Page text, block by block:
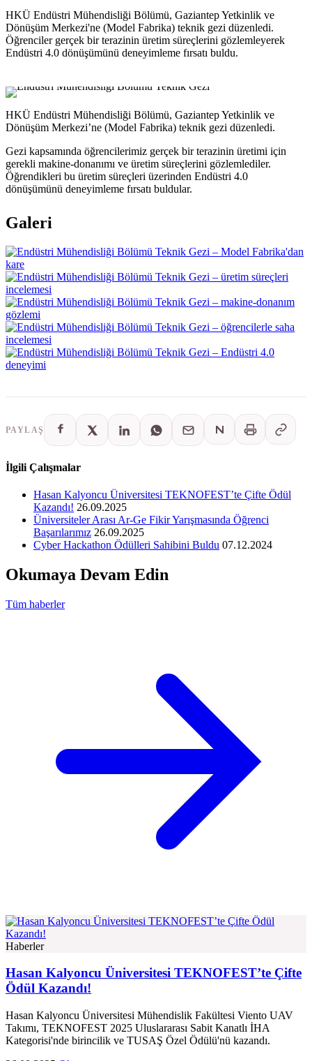
HKÜ Endüstri Mühendisliği Bölümü, Gaziantep Yetkinlik ve
Dönüşüm Merkezi'ne (Model Fabrika) teknik gezi düzenledi.
Öğrenciler gerçek bir terazinin üretim süreçlerini gözlemleyerek
Endüstri 4.0 dönüşümünü deneyimleme fırsatı buldu.
HKÜ Endüstri Mühendisliği Bölümü, Gaziantep Yetkinlik ve
Dönüşüm Merkezi’ne (Model Fabrika) teknik gezi düzenledi.
Gezi kapsamında öğrencilerimiz gerçek bir terazinin üretimi için
gerekli makine-donanımı ve üretim süreçlerini gözlemlediler.
Öğrendikleri bu üretim süreçleri üzerinden Endüstri 4.0
dönüşümünü deneyimleme fırsatı buldular.
Galeri
PAYLAŞ
İlgili Çalışmalar
Hasan Kalyoncu Üniversitesi TEKNOFEST’te Çifte Ödül
Kazandı! 26.09.2025
Üniversiteler Arası Ar-Ge Fikir Yarışmasında Öğrenci
Başarılarımız 26.09.2025
Cyber Hackathon Ödülleri Sahibini Buldu 07.12.2024
Okumaya Devam Edin
Tüm haberler
Haberler
Hasan Kalyoncu Üniversitesi TEKNOFEST’te Çifte
Ödül Kazandı!
Hasan Kalyoncu Üniversitesi Mühendislik Fakültesi Viento UAV
Takımı, TEKNOFEST 2025 Uluslararası Sabit Kanatlı İHA
Kategorisi'nde birincilik ve TUSAŞ Özel Ödülü'nü kazandı.